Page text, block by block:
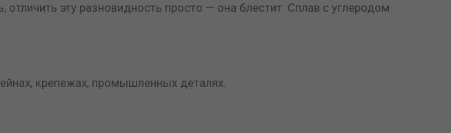
эту разновидность просто — она блестит. Сплав с углеродом
крепежах, промышленных деталях.